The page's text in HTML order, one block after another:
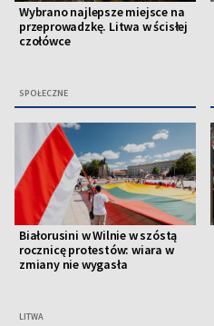
Wybrano najlepsze miejsce na
przeprowadzkę. Litwa w ścisłej
czołówce
SPOŁECZNE
Białorusini w Wilnie w szóstą
rocznicę protestów: wiara w
zmiany nie wygasła
LITWA